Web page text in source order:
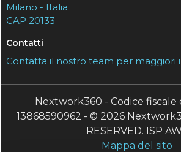
Milano - Italia
CAP 20133
Contatti
Contatta il nostro team per maggiori
Nextwork360 - Codice fiscale
13868590962 - © 2026
RESERVED. ISP
Mappa del sito